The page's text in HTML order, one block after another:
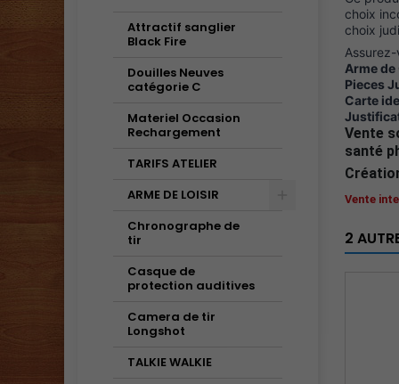
Attractif sanglier
Black Fire
Douilles Neuves
catégorie C
Materiel Occasion
Rechargement
TARIFS ATELIER
ARME DE LOISIR
Chronographe de
tir
Casque de
protection auditives
Camera de tir
Longshot
TALKIE WALKIE
choix
choix
Arme
Pieces
Carte
Vente
santé
Vente
2